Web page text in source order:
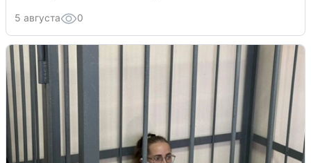
5 августа 0